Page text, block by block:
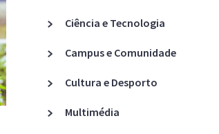
Ciência e Tecnologia
Campus e Comunidade
Cultura e Desporto
Multimédia